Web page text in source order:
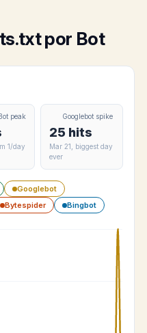
por Bot
peak
1/day
Googlebot spike
25 hits
Mar 21, biggest day
ever
Googlebot
Bytespider Bingbot